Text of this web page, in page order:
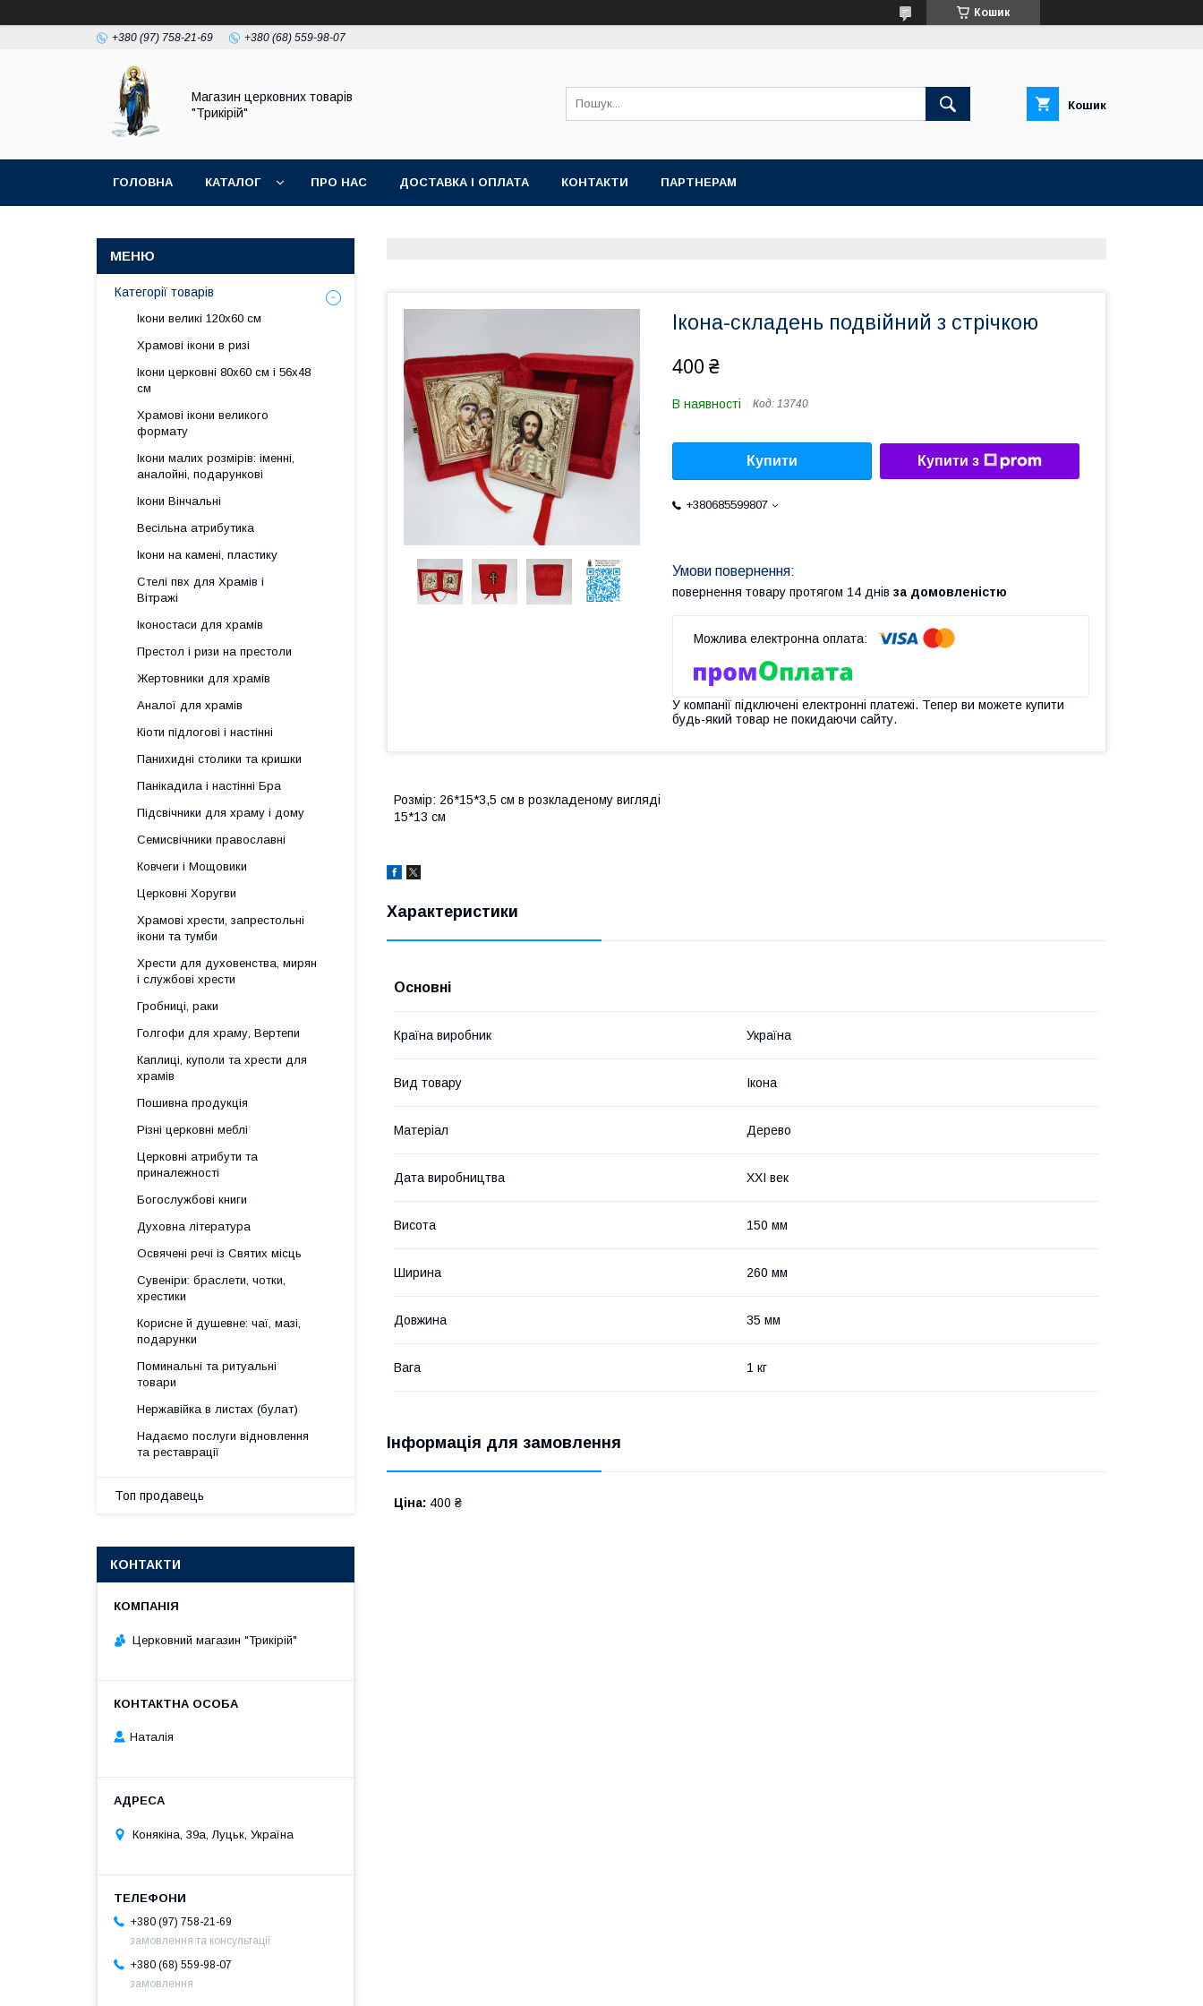
Кошик
+380 (97) 758-21-69 +380 (68) 559-98-07
Магазин церковних товарів
"Трикірій"
Кошик
ГОЛОВНА КАТАЛОГ ПРО НАС ДОСТАВКА І ОПЛАТА КОНТАКТИ ПАРТНЕРАМ
Ікона-складень подвійний з стрічкою
400 ₴
В наявності Код: 13740
Купити Купити з
+380685599807
повернення товару протягом 14 днів за домовленістю
У компанії підключені електронні платежі. Тепер ви можете купити
будь-який товар не покидаючи сайту.
Розмір: 26*15*3,5 см в розкладеному вигляді
15*13 см
Характеристики
Основні
Країна виробник Україна
Вид товару Ікона
Матеріал Дерево
Дата виробництва XXI век
Висота 150 мм
Ширина 260 мм
Довжина 35 мм
Вага 1 кг
Інформація для замовлення
Ціна: 400 ₴
Категорії товарів
Ікони великі 120х60 см
Храмові ікони в ризі
Ікони церковні 80х60 см і 56х48
см
Храмові ікони великого
формату
Ікони малих розмірів: іменні,
аналойні, подарункові
Ікони Вінчальні
Весільна атрибутика
Ікони на камені, пластику
Стелі пвх для Храмів і
Вітражі
Іконостаси для храмів
Престол і ризи на престоли
Жертовники для храмів
Аналої для храмів
Кіоти підлогові і настінні
Панихидні столики та кришки
Панікадила і настінні Бра
Підсвічники для храму і дому
Семисвічники православні
Ковчеги і Мощовики
Церковні Хоругви
Храмові хрести, запрестольні
ікони та тумби
Хрести для духовенства, мирян
і службові хрести
Гробниці, раки
Голгофи для храму, Вертепи
Каплиці, куполи та хрести для
храмів
Пошивна продукція
Різні церковні меблі
Церковні атрибути та
приналежності
Богослужбові книги
Духовна література
Освячені речі із Святих місць
Сувеніри: браслети, чотки,
хрестики
Корисне й душевне: чаї, мазі,
подарунки
Поминальні та ритуальні
товари
Нержавійка в листах (булат)
Надаємо послуги відновлення
та реставрації
Топ продавець
КОНТАКТИ
Церковний магазин "Трикірій"
Наталія
Конякіна, 39а, Луцьк, Україна
+380 (97) 758-21-69
замовлення та консультації
+380 (68) 559-98-07
замовлення